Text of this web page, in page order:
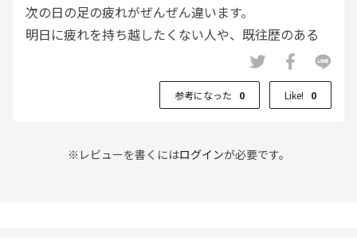
次の日の足の疲れがぜんぜん違います。
明日に疲れを持ち越したくない人や、既往歴のある
右と左のマークがついており、長さもちょうどよくワ
ンポイントがさりげなくて可愛いです。
参考になった 0 Like! 0
※レビューを書くにはログインが必要です。